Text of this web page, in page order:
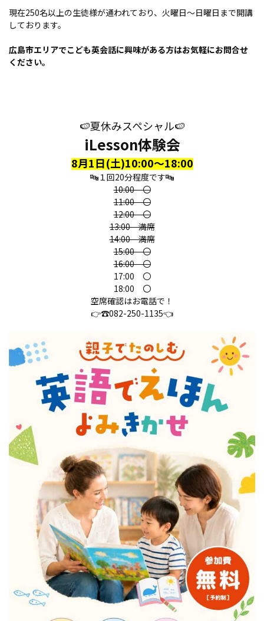
現在250名以上の生徒様が通われており、火曜日～日曜日まで開講
しております。
広島市エリアでこども英会話に興味がある方はお気軽にお問合せ
ください。
🍉夏休みスペシャル🍉
iLesson体験会
8月1日(土)10:00～18:00
🔤１回20分程度です🔤
10:00 〇
11:00 〇
12:00 〇
13:00 満席
14:00 満席
15:00 〇
16:00 〇
17:00 〇
18:00 〇
空席確認はお電話で！
👉☎082-250-1135👈